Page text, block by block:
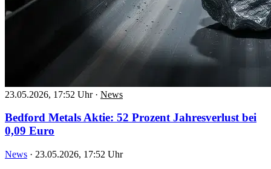
23.05.2026, 17:52 Uhr · News
Bedford Metals Aktie: 52 Prozent Jahresverlust bei
0,09 Euro
News · 23.05.2026, 17:52 Uhr